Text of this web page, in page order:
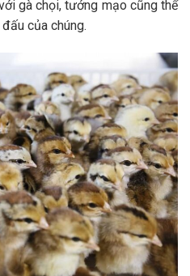
gà chọi, tướng mạo cũng thể
của chúng.